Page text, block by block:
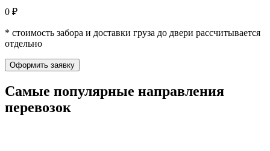
0 ₽
* стоимость забора и доставки груза до двери рассчитывается
отдельно
Оформить заявку
Самые популярные направления
перевозок